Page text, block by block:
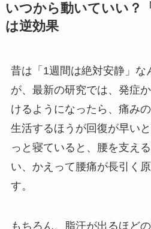
いつから動いていい？
は逆効果
昔は「1週間は絶対安静」な
が、最新の研究では、発症
けるようになったら、痛み
生活するほうが回復が早い
っと寝ていると、腰を支え
い、かえって腰痛が長引く
す。
もちろん、脂汗が出るほど